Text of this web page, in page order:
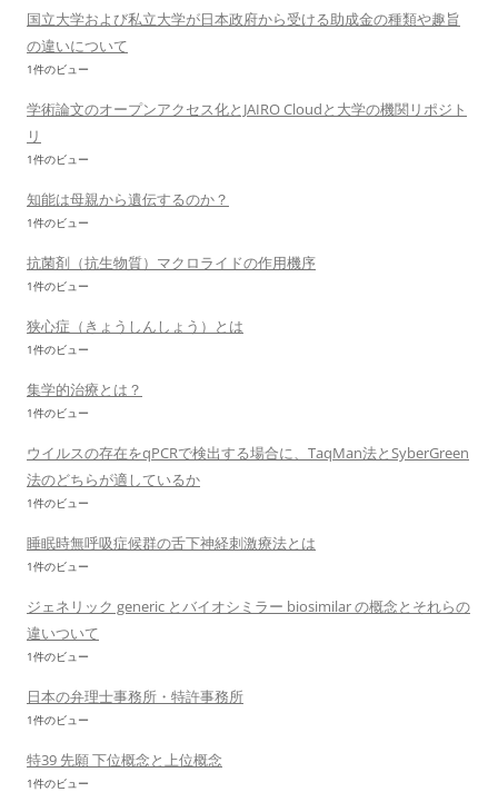
国立大学および私立大学が日本政府から受ける助成金の種類や趣旨
の違いについて
1件のビュー
学術論文のオープンアクセス化とJAIRO Cloudと大学の機関リポジト
リ
1件のビュー
知能は母親から遺伝するのか？
1件のビュー
抗菌剤（抗生物質）マクロライドの作用機序
1件のビュー
狭心症（きょうしんしょう）とは
1件のビュー
集学的治療とは？
1件のビュー
ウイルスの存在をqPCRで検出する場合に、TaqMan法とSyberGreen
法のどちらが適しているか
1件のビュー
睡眠時無呼吸症候群の舌下神経刺激療法とは
1件のビュー
ジェネリック generic とバイオシミラー biosimilar の概念とそれらの
違いついて
1件のビュー
日本の弁理士事務所・特許事務所
1件のビュー
特39 先願 下位概念と上位概念
1件のビュー